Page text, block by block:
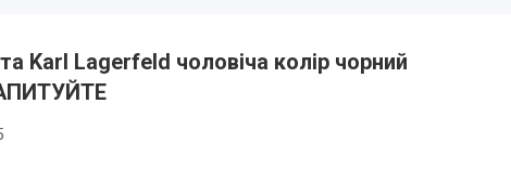
Karl Lagerfeld чоловіча колір чорний